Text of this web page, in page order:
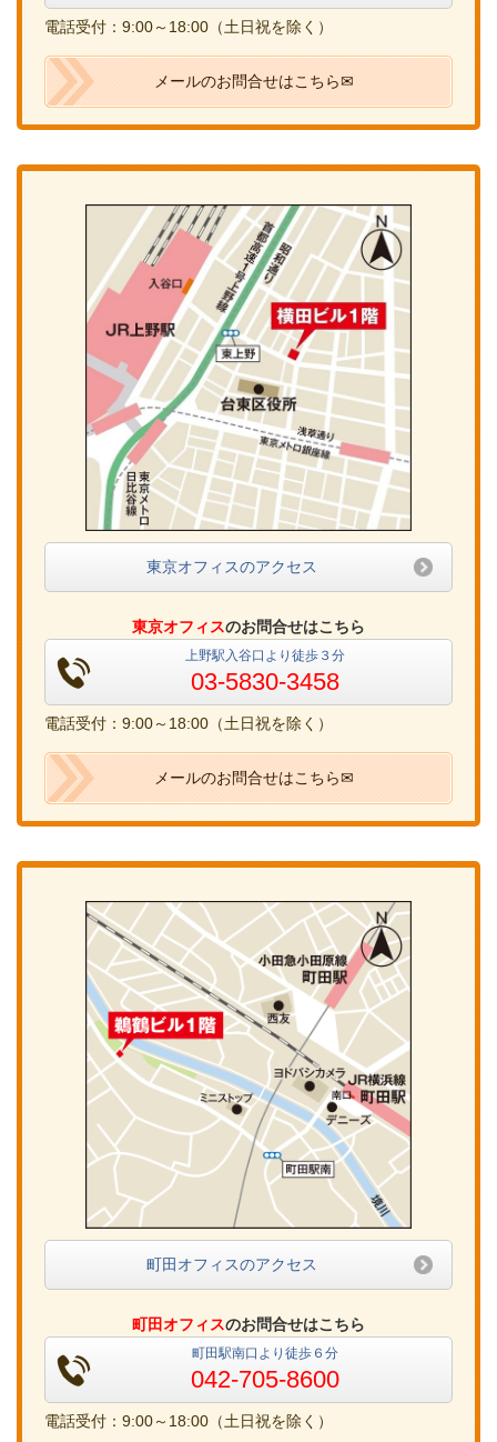
電話受付：9:00～18:00（土日祝を除く）
メールのお問合せはこちら✉
東京オフィスのアクセス
東京オフィスのお問合せはこちら
上野駅入谷口より徒歩３分
03-5830-3458
電話受付：9:00～18:00（土日祝を除く）
メールのお問合せはこちら✉
町田オフィスのアクセス
町田オフィスのお問合せはこちら
町田駅南口より徒歩６分
042-705-8600
電話受付：9:00～18:00（土日祝を除く）